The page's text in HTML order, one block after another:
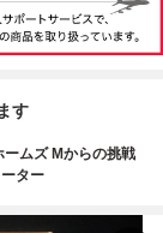
す
ームズ Mからの挑戦
ター